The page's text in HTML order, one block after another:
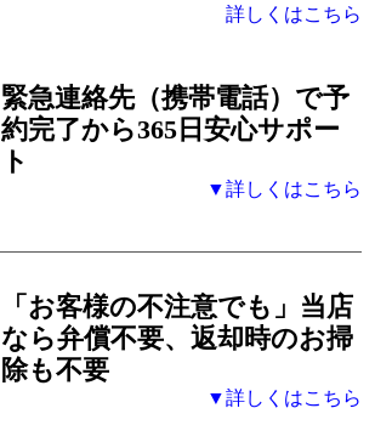
詳しくはこちら
緊急連絡先（携帯電話） で予
約完了から365日安心サポー
ト
▼詳しくはこちら
「お客様の不注意でも」 当店
なら弁償不要、返却時のお掃
除も不要
▼詳しくはこちら